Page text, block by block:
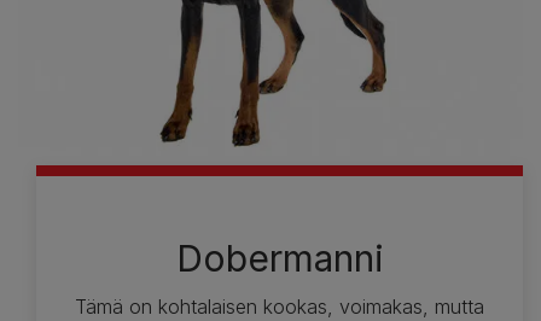
Dobermanni
Tämä on kohtalaisen kookas, voimakas, mutta